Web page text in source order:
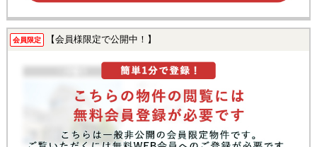
会員限定 【会員様限定で公開中！】